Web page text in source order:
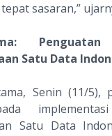
sasaran,”
Penguatan
Satu Data
Senin (11/5),
Satu Data